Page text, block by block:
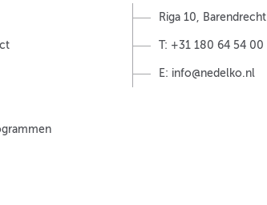
Riga 10, Barendrecht
T: +31 180 64 54 00
E: info@nedelko.nl